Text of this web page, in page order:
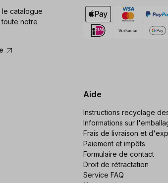
le catalogue
notre
Aide
Instructions recyclage
Informations sur
Frais de livraison et
Paiement et impôts
Formulaire de contact
Droit de rétractation
Service FAQ